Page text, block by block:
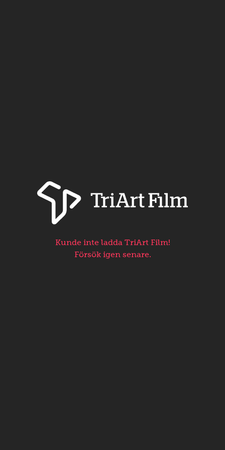
Kunde inte ladda TriArt Film!
Försök igen senare.